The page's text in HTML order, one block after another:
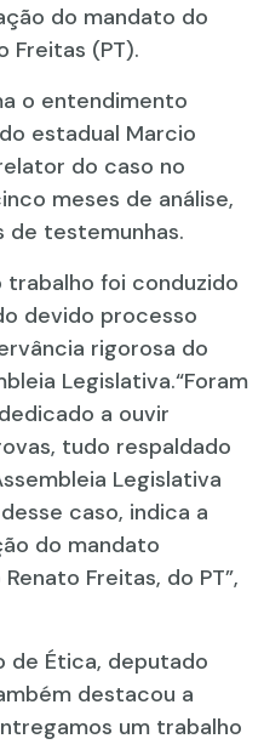
do mandato do
Freitas (PT).
o entendimento
estadual Marcio
do caso no
meses de análise,
de testemunhas.
trabalho foi conduzido
devido processo
rigorosa do
Legislativa.“Foram
a ouvir
tudo respaldado
Legislativa
caso, indica a
do mandato
Freitas, do PT”,
de Ética, deputado
destacou a
um trabalho